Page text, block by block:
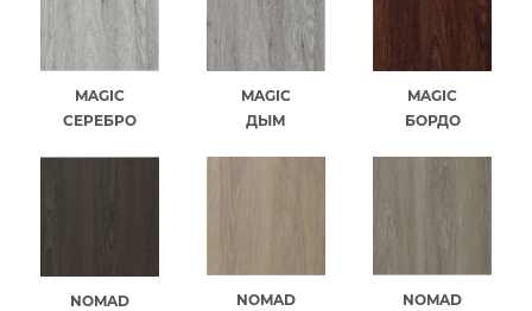
MAGIC
СЕРЕБРО
MAGIC
ДЫМ
MAGIC
БОРДО
NOMAD
NOMAD
NOMAD